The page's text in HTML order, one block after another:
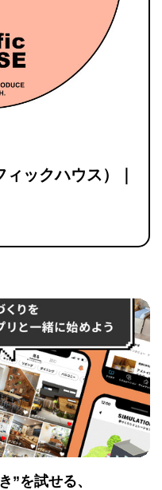
ックハウス）｜
”を試せる、